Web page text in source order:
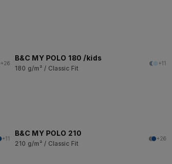
+26
B&C MY POLO 180 /kids
180 g/m² / Classic Fit
+11
+11
B&C MY POLO 210
210 g/m² / Classic Fit
+26